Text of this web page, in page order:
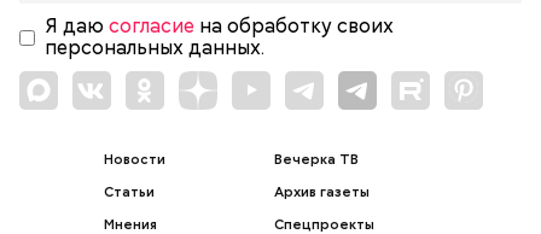
Я даю согласие на обработку своих
персональных данных.
Новости
Статьи
Мнения
Вечерка ТВ
Архив газеты
Спецпроекты